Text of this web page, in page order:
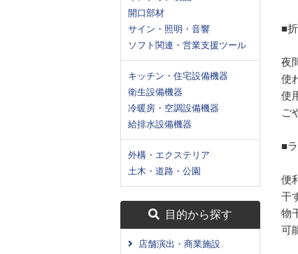
開口部材
サイン・照明・音響
ソフト関連・営業支援ツール
キッチン・住宅設備機器
衛生設備機器
冷暖房・空調設備機器
給排水設備機器
外構・エクステリア
土木・道路・公園
目的から探す
店舗演出・商業施設
■
夜
使
使
ご
■
便
干
物
可